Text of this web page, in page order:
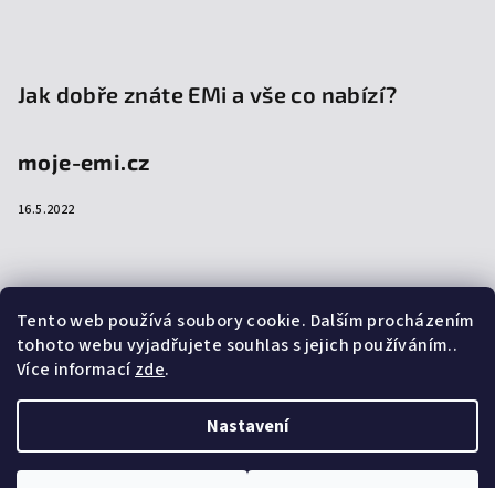
Tento web používá soubory cookie. Dalším procházením
tohoto webu vyjadřujete souhlas s jejich používáním..
Více informacízde.
Nastavení
Jak dobře znáte EMi a vše co nabízí?
moje-emi.cz
16.5.2022
Přijímáme online platby
Upravit nastavení cookies